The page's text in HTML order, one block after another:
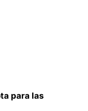
para las